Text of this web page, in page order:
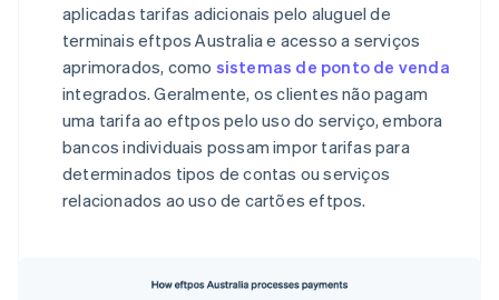
aplicadas tarifas adicionais pelo aluguel de
terminais eftpos Australia e acesso a serviços
aprimorados, como sistemas de ponto de venda
integrados. Geralmente, os clientes não pagam
uma tarifa ao eftpos pelo uso do serviço, embora
bancos individuais possam impor tarifas para
determinados tipos de contas ou serviços
relacionados ao uso de cartões eftpos.